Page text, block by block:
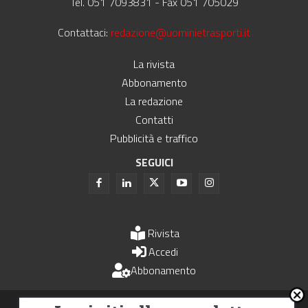
Contattaci: redazione@uominietrasporti.it
La rivista
Abbonamento
La redazione
Contatti
Pubblicità e traffico
SEGUICI
Rivista
Accedi
Abbonamento